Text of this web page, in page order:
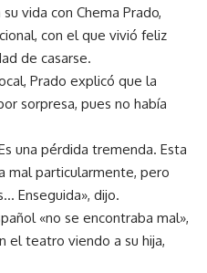
vida con Chema Prado,
con el que vivió feliz
de casarse.
Prado explicó que la
sorpresa, pues no había
una pérdida tremenda. Esta
mal particularmente, pero
Enseguida», dijo.
«no se encontraba mal»,
teatro viendo a su hija,